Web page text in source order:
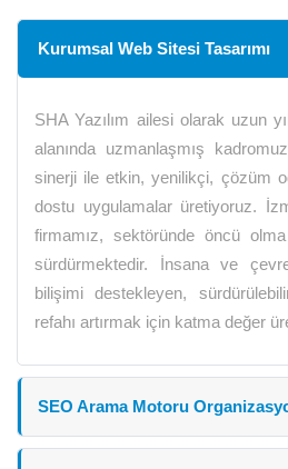
Kurumsal Web Sitesi Tasarımı
SHA Yazılım ailesi olarak uzun
alanında uzmanlaşmış
sinerji ile etkin, yenilikçi, çözüm
dostu uygulamalar üretiyoruz.
firmamız, sektöründe öncü olma
sürdürmektedir. İnsana ve
bilişimi destekleyen,
refahı artırmak için katma değer
SEO Arama Motoru